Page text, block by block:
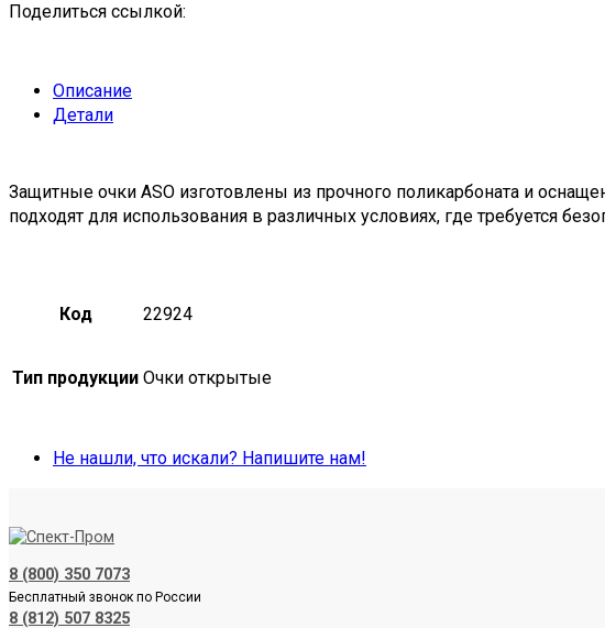
Поделиться ссылкой:
Описание
Детали
Защитные очки ASO изготовлены из прочного поликарбоната и
подходят для использования в различных условиях, где требуется
Код 22924
Тип продукции Очки открытые
Не нашли, что искали? Напишите нам!
8 (800) 350 7073
Бесплатный звонок по России
8 (812) 507 8325